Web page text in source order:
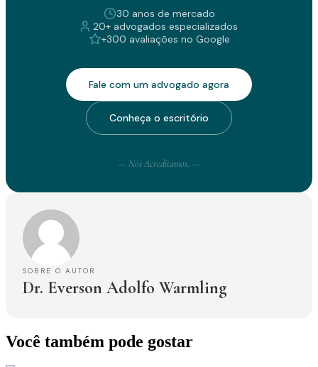
30 anos de mercado
20+ advogados especializados
+300 avaliações no Google
Fale com um advogado agora
Conheça o escritório
— Nós Acreditamos. —
SOBRE O AUTOR
Dr. Everson Adolfo Warmling
Você também pode gostar